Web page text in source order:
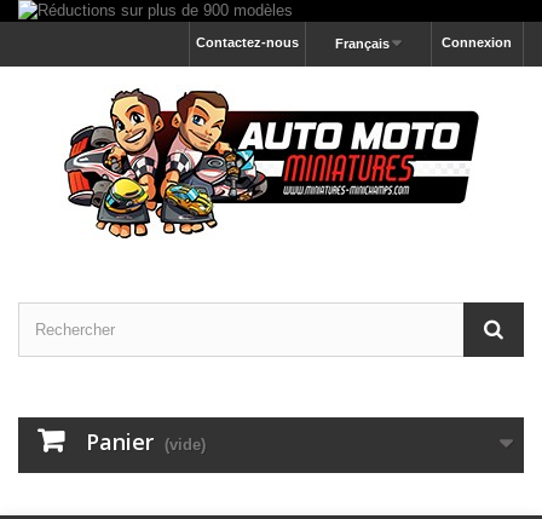
Connexion
Français
Contactez-nous
Panier (vide)